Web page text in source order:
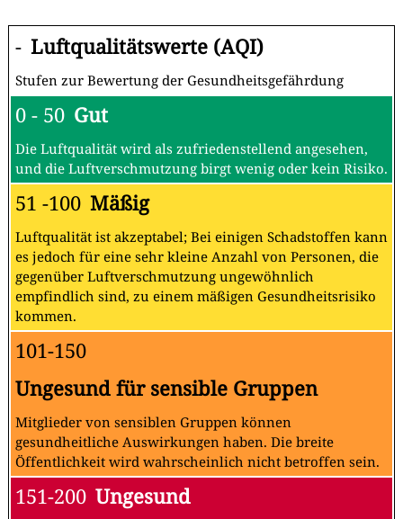
- Luftqualitätswerte (AQI)
Stufen zur Bewertung der Gesundheitsgefährdung
0 - 50 Gut
Die Luftqualität wird als zufriedenstellend angesehen,
und die Luftverschmutzung birgt wenig oder kein Risiko.
51 -100 Mäßig
Luftqualität ist akzeptabel; Bei einigen Schadstoffen kann
es jedoch für eine sehr kleine Anzahl von Personen, die
gegenüber Luftverschmutzung ungewöhnlich
empfindlich sind, zu einem mäßigen Gesundheitsrisiko
kommen.
101-150
Ungesund für sensible Gruppen
Mitglieder von sensiblen Gruppen können
gesundheitliche Auswirkungen haben. Die breite
Öffentlichkeit wird wahrscheinlich nicht betroffen sein.
151-200 Ungesund